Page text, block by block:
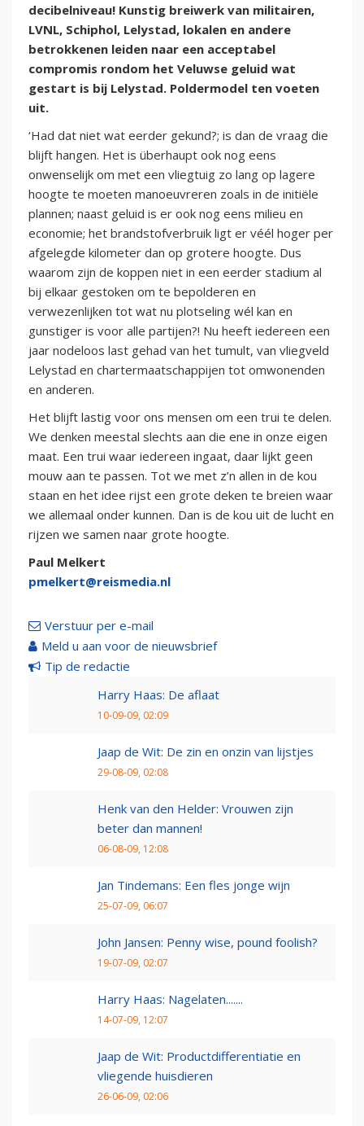
decibelniveau! Kunstig breiwerk van militairen,
LVNL, Schiphol, Lelystad, lokalen en andere
betrokkenen leiden naar een acceptabel
compromis rondom het Veluwse geluid wat
gestart is bij Lelystad. Poldermodel ten voeten
uit.
‘Had dat niet wat eerder gekund?; is dan de vraag die
blijft hangen. Het is überhaupt ook nog eens
onwenselijk om met een vliegtuig zo lang op lagere
hoogte te moeten manoeuvreren zoals in de initiële
plannen; naast geluid is er ook nog eens milieu en
economie; het brandstofverbruik ligt er véél hoger per
afgelegde kilometer dan op grotere hoogte. Dus
waarom zijn de koppen niet in een eerder stadium al
bij elkaar gestoken om te bepolderen en
verwezenlijken tot wat nu plotseling wél kan en
gunstiger is voor alle partijen?! Nu heeft iedereen een
jaar nodeloos last gehad van het tumult, van vliegveld
Lelystad en chartermaatschappijen tot omwonenden
en anderen.
Het blijft lastig voor ons mensen om een trui te delen.
We denken meestal slechts aan die ene in onze eigen
maat. Een trui waar iedereen ingaat, daar lijkt geen
mouw aan te passen. Tot we met z’n allen in de kou
staan en het idee rijst een grote deken te breien waar
we allemaal onder kunnen. Dan is de kou uit de lucht en
rijzen we samen naar grote hoogte.
Paul Melkert
pmelkert@reismedia.nl
Verstuur per e-mail
Meld u aan voor de nieuwsbrief
Tip de redactie
Harry Haas: De aflaat
10-09-09, 02:09
Jaap de Wit: De zin en onzin van lijstjes
29-08-09, 02:08
Henk van den Helder: Vrouwen zijn
beter dan mannen!
06-08-09, 12:08
Jan Tindemans: Een fles jonge wijn
25-07-09, 06:07
John Jansen: Penny wise, pound foolish?
19-07-09, 02:07
Harry Haas: Nagelaten.......
14-07-09, 12:07
Jaap de Wit: Productdifferentiatie en
vliegende huisdieren
26-06-09, 02:06